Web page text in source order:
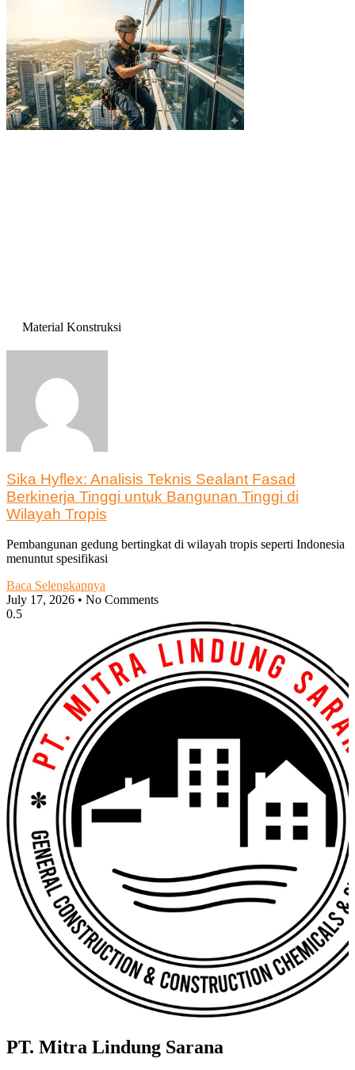
Material Konstruksi
Sika Hyflex: Analisis Teknis Sealant Fasad
Berkinerja Tinggi untuk Bangunan Tinggi di
Wilayah Tropis
Pembangunan gedung bertingkat di wilayah tropis seperti Indonesia
menuntut spesifikasi
Baca Selengkapnya
July 17, 2026
No Comments
PT. Mitra Lindung Sarana